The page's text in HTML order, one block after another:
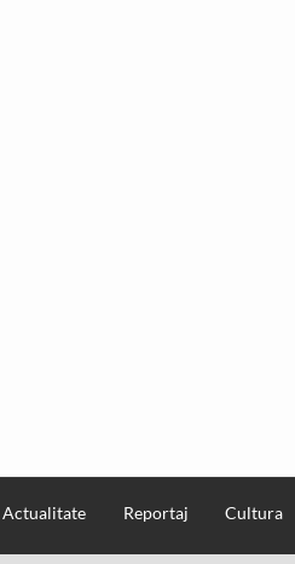
Actualitate Reportaj Cultura